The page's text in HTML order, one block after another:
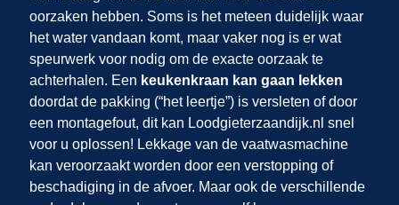
oorzaken hebben. Soms is het meteen duidelijk waar
het water vandaan komt, maar vaker nog is er wat
speurwerk voor nodig om de exacte oorzaak te
achterhalen. Een keukenkraan kan gaan lekken
doordat de pakking (“het leertje”) is versleten of door
een montagefout, dit kan Loodgieterzaandijk.nl snel
voor u oplossen! Lekkage van de vaatwasmachine
kan veroorzaakt worden door een verstopping of
beschadiging in de afvoer. Maar ook de verschillende